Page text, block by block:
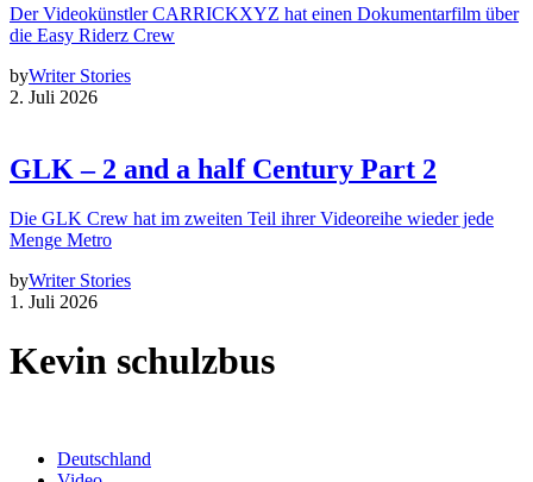
Der Videokünstler CARRICKXYZ hat einen Dokumentarfilm über
die Easy Riderz Crew
byWriter Stories
2. Juli 2026
GLK – 2 and a half Century Part 2
Die GLK Crew hat im zweiten Teil ihrer Videoreihe wieder jede
Menge Metro
byWriter Stories
1. Juli 2026
Kevin schulzbus
Deutschland